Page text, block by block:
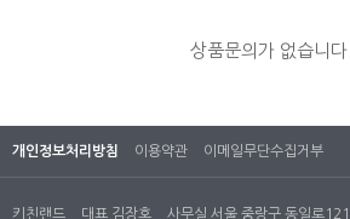
상품문의가 없습니다.
개인정보처리방침 이용약관 이메일무단수집거부
키친랜드 대표 김장호 사무실 서울 중랑구 동일로